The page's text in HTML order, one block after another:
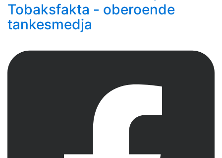
Tobaksfakta - oberoende
tankesmedja